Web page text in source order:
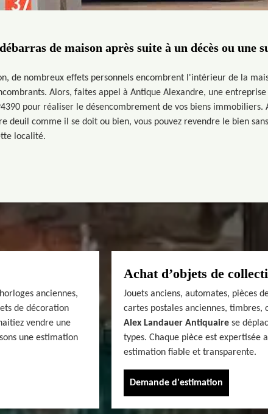
de maison après suite à un décès ou une
de nombreux effets personnels encombrent l'intérieur de la
Alors, faites appel à Antique Alexandre, une
pour réaliser le désencombrement de vos biens immobiliers.
deuil comme il se doit ou bien, vous pouvez revendre le bien
localité.
anciennes,
de décoration
vendre une
une estimation
Achat d’objets de
Jouets anciens, automates, pièces
cartes postales anciennes,
Alex Landauer Antiquaire se
types. Chaque pièce est expertisée
estimation fiable et transparente.
Demande d'estimation